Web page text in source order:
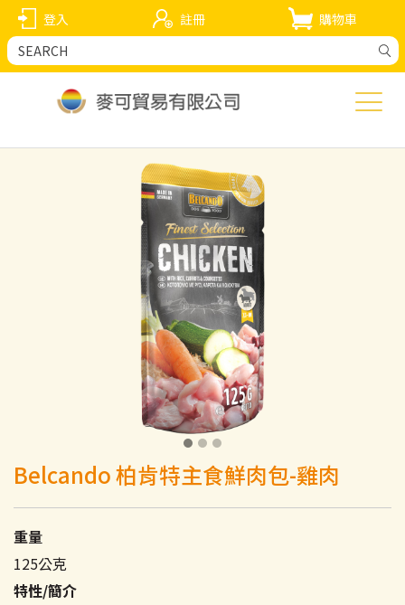
登入 註冊 購物車
Belcando 柏肯特主食鮮肉包-雞肉
重量
125公克
特性/簡介